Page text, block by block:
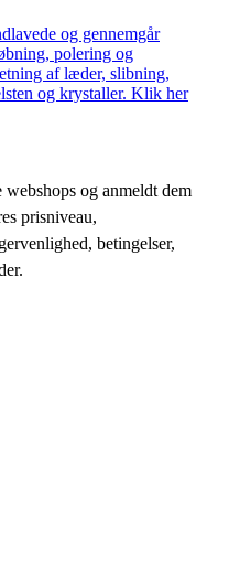
og gennemgår
polering og
af læder, slibning,
og krystaller. Klik her
og anmeldt dem
prisniveau,
betingelser,